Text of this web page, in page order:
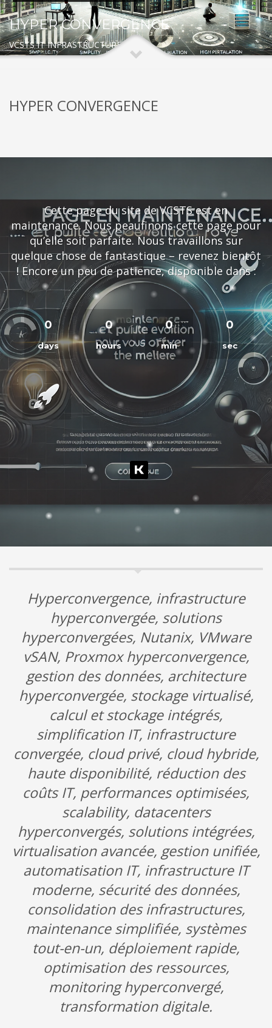
HYPER CONVERGENCE
VCSTS IT INFRASTRUCTURE
HYPER CONVERGENCE
Cette page du site de VCSTS est en
maintenance. Nous peaufinons cette page pour
qu’elle soit parfaite. Nous travaillons sur
quelque chose de fantastique – revenez bientôt
! Encore un peu de patience, disponible dans :
0
days
0
hours
0
min
0
sec
Hyperconvergence, infrastructure
hyperconvergée, solutions
hyperconvergées, Nutanix, VMware
vSAN, Proxmox hyperconvergence,
gestion des données, architecture
hyperconvergée, stockage virtualisé,
calcul et stockage intégrés,
simplification IT, infrastructure
convergée, cloud privé, cloud hybride,
haute disponibilité, réduction des
coûts IT, performances optimisées,
scalability, datacenters
hyperconvergés, solutions intégrées,
virtualisation avancée, gestion unifiée,
automatisation IT, infrastructure IT
moderne, sécurité des données,
consolidation des infrastructures,
maintenance simplifiée, systèmes
tout-en-un, déploiement rapide,
optimisation des ressources,
monitoring hyperconvergé,
transformation digitale.